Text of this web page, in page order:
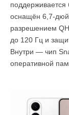
поддерживается
оснащён 6,7-
разрешением
до 120 Гц и
Внутри — чип
оперативной